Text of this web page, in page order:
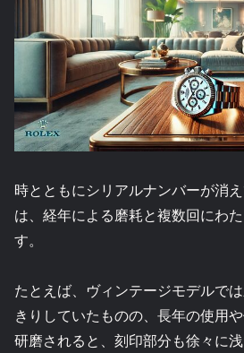
時とともにシリアルナンバーが消
は、経年による磨耗と複数回にわ
す。
たとえば、ヴィンテージモデルで
きりしていたものの、長年の使用
研磨されると、刻印部分も徐々に